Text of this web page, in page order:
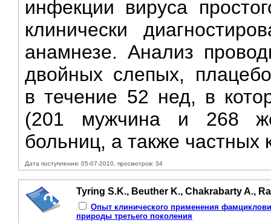
инфекции вируса
клинически
анамнезе. Анализ
двойных слепых,
в течение 52 нед, в
(201 мужчина и 268
больниц, а также частных
Дата поступления: 05-07-2010, просмотров: 34
Tyring S.K., Beuther K., Chakrabarty A.,
Опыт клинического применения
природы третьего поколения